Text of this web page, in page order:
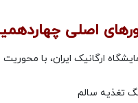
اصلی
ارگانیک ایران، با
تغذیه سالم